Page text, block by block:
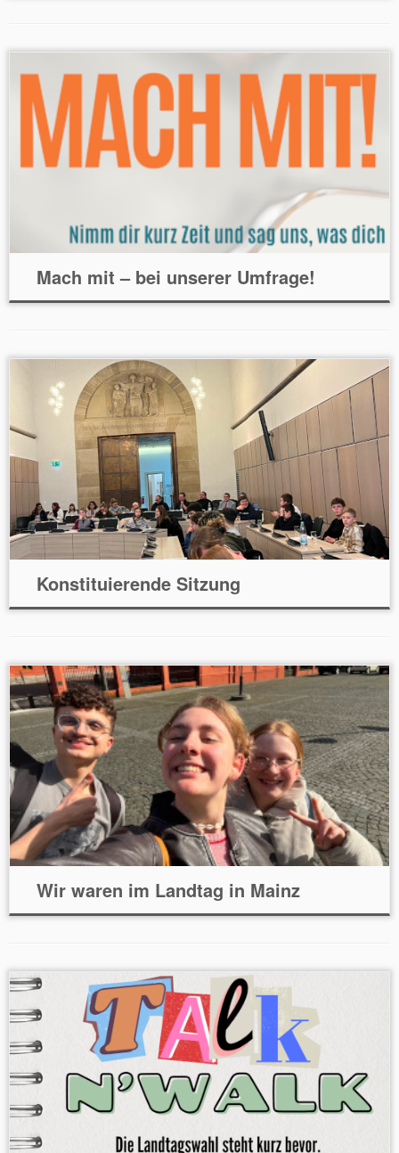
Mach mit – bei unserer Umfrage!
Konstituierende Sitzung
Wir waren im Landtag in Mainz